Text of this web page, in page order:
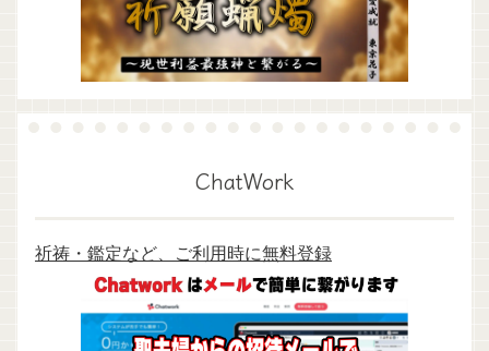
ChatWork
祈祷・鑑定など、ご利用時に無料登録